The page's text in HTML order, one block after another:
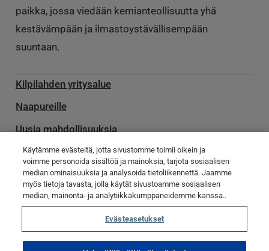
paikka, jossa viedään kemianteollisuutta yhä
kestävämpään ja ilmastoystävällisempään
suuntaan.
Kilpilahden yritysalue
Naapureille
Uusia mahdollisuuksia
Palvelu­toimittajille
Ota yhteyttä
Poikkeamatiedotteet
Käytämme evästeitä, jotta sivustomme toimii oikein ja
voimme personoida sisältöä ja mainoksia, tarjota sosiaalisen
median ominaisuuksia ja analysoida tietoliikennettä. Jaamme
myös tietoja tavasta, jolla käytät sivustoamme sosiaalisen
median, mainonta- ja analytiikkakumppaneidemme kanssa..
Evästeasetukset